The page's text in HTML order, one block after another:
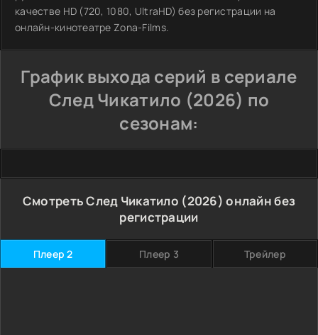
качестве HD (720, 1080, UltraHD) без регистрации на
онлайн-кинотеатре Zona-Films.
График выхода серий в сериале
След Чикатило (2026) по
сезонам:
Смотреть След Чикатило (2026) онлайн без
регистрации
Плеер 2 Плеер 3 Трейлер